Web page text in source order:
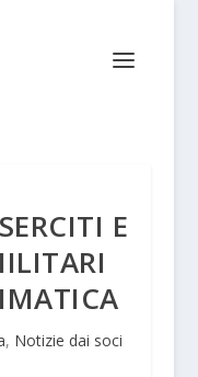
E
, Notizie dai soci